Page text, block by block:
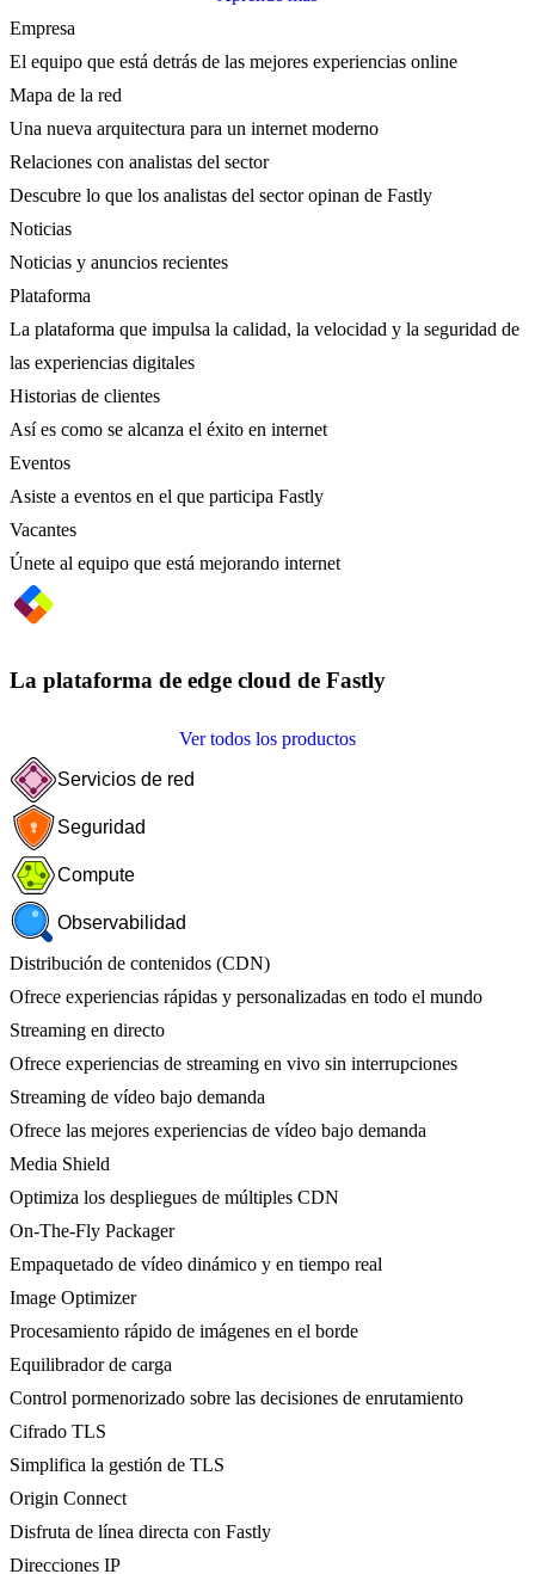
Empresa
El equipo que está detrás de las mejores experiencias online
Mapa de la red
Una nueva arquitectura para un internet moderno
Relaciones con analistas del sector
Descubre lo que los analistas del sector opinan de Fastly
Noticias
Noticias y anuncios recientes
Plataforma
La plataforma que impulsa la calidad, la velocidad y la seguridad de
las experiencias digitales
Historias de clientes
Así es como se alcanza el éxito en internet
Eventos
Asiste a eventos en el que participa Fastly
Vacantes
Únete al equipo que está mejorando internet
La plataforma de edge cloud de Fastly
Ver todos los productos
Servicios de red
Seguridad
Compute
Observabilidad
Distribución de contenidos (CDN)
Ofrece experiencias rápidas y personalizadas en todo el mundo
Streaming en directo
Ofrece experiencias de streaming en vivo sin interrupciones
Streaming de vídeo bajo demanda
Ofrece las mejores experiencias de vídeo bajo demanda
Media Shield
Optimiza los despliegues de múltiples CDN
On-The-Fly Packager
Empaquetado de vídeo dinámico y en tiempo real
Image Optimizer
Procesamiento rápido de imágenes en el borde
Equilibrador de carga
Control pormenorizado sobre las decisiones de enrutamiento
Cifrado TLS
Simplifica la gestión de TLS
Origin Connect
Disfruta de línea directa con Fastly
Direcciones IP